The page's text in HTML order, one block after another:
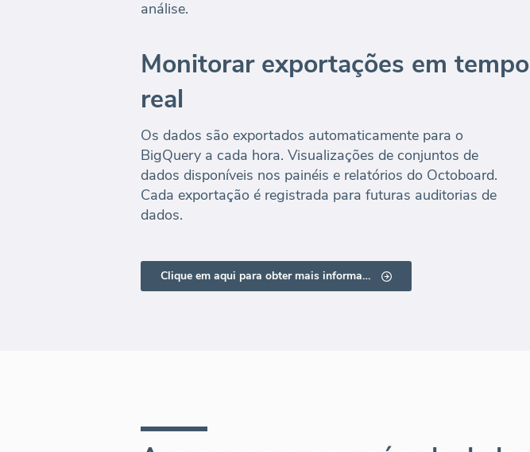
análise.
Monitorar exportações em tempo
real
Os dados são exportados automaticamente para o
BigQuery a cada hora. Visualizações de conjuntos de
dados disponíveis nos painéis e relatórios do Octoboard.
Cada exportação é registrada para futuras auditorias de
dados.
Clique em aqui para obter mais informações